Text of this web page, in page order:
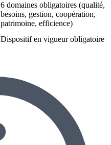
6 domaines obligatoires (qualité,
besoins, gestion, coopération,
patrimoine, efficience)
Dispositif en vigueur obligatoire